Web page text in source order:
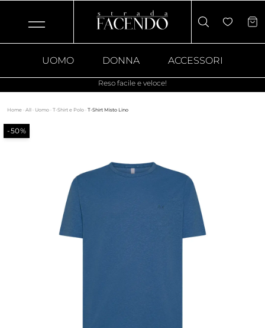
UOMO DONNA ACCESSORI
Reso facile e veloce!
Home · All · Uomo · T-Shirt e Polo · T-Shirt Misto Lino
-50%